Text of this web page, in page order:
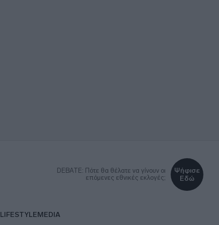
DEBATE: Πότε θα θέλατε να γίνουν οι
επόμενες εθνικές εκλογές;
Ψήφισε
Εδώ
LIFESTYLEMEDIA